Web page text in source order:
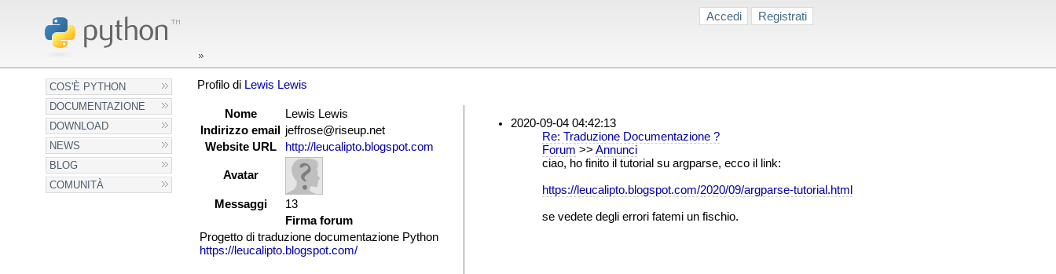
Accedi Registrati
COS'È PYTHON
DOCUMENTAZIONE
DOWNLOAD
NEWS
BLOG
COMUNITÀ
Profilo di Lewis Lewis
Nome
Lewis Lewis
Indirizzo email
jeffrose@riseup.net
Website URL
http://leucalipto.blogspot.com
Avatar
Messaggi
13
Firma forum
Progetto di traduzione documentazione Python
https://leucalipto.blogspot.com/
2020-09-04 04:42:13
Re: Traduzione Documentazione ?
Forum >> Annunci
ciao, ho finito il tutorial su argparse, ecco il link:
https://leucalipto.blogspot.com/2020/09/argparse-tutorial.html
se vedete degli errori fatemi un fischio.